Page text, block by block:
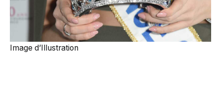
Image d’Illustration